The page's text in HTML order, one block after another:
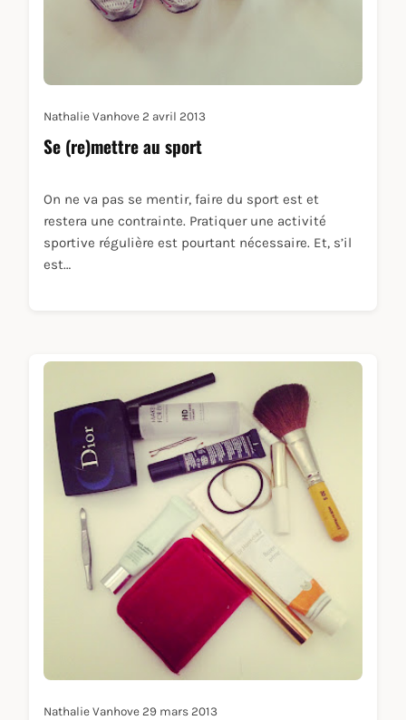
Nathalie Vanhove 2 avril 2013
Se (re)mettre au sport
On ne va pas se mentir, faire du sport est et
restera une contrainte. Pratiquer une activité
sportive régulière est pourtant nécessaire. Et, s’il
est…
Nathalie Vanhove 29 mars 2013